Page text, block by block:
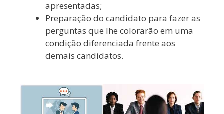
apresentadas;
Preparação do candidato para fazer as
perguntas que lhe colorarão em uma
condição diferenciada frente aos
demais candidatos.